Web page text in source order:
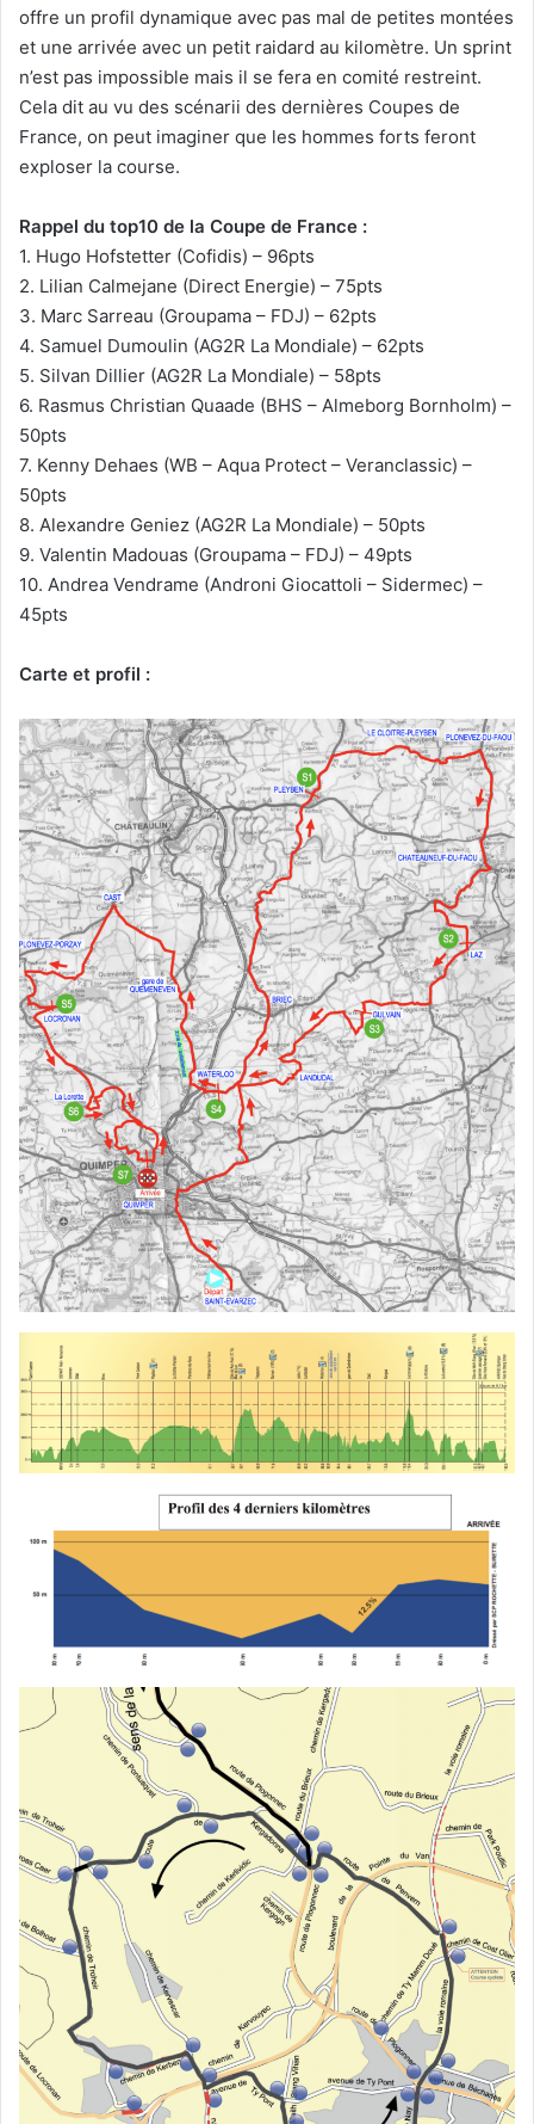
offre un profil dynamique avec pas mal de petites montées
et une arrivée avec un petit raidard au kilomètre. Un sprint
n’est pas impossible mais il se fera en comité restreint.
Cela dit au vu des scénarii des dernières Coupes de
France, on peut imaginer que les hommes forts feront
exploser la course.
Rappel du top10 de la Coupe de France :
1. Hugo Hofstetter (Cofidis) – 96pts
2. Lilian Calmejane (Direct Energie) – 75pts
3. Marc Sarreau (Groupama – FDJ) – 62pts
4. Samuel Dumoulin (AG2R La Mondiale) – 62pts
5. Silvan Dillier (AG2R La Mondiale) – 58pts
6. Rasmus Christian Quaade (BHS – Almeborg Bornholm) –
50pts
7. Kenny Dehaes (WB – Aqua Protect – Veranclassic) –
50pts
8. Alexandre Geniez (AG2R La Mondiale) – 50pts
9. Valentin Madouas (Groupama – FDJ) – 49pts
10. Andrea Vendrame (Androni Giocattoli – Sidermec) –
45pts
Carte et profil :